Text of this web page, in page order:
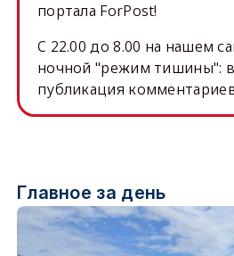
портала ForPost!
C 22.00 до 8.00 на нашем
ночной "режим тишины":
публикация
Главное за день